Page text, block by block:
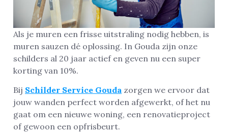
Als je muren een frisse uitstraling nodig hebben, is
muren sauzen dé oplossing. In Gouda zijn onze
schilders al 20 jaar actief en geven nu een super
korting van 10%.
Bij Schilder Service Gouda zorgen we ervoor dat
jouw wanden perfect worden afgewerkt, of het nu
gaat om een nieuwe woning, een renovatieproject
of gewoon een opfrisbeurt.